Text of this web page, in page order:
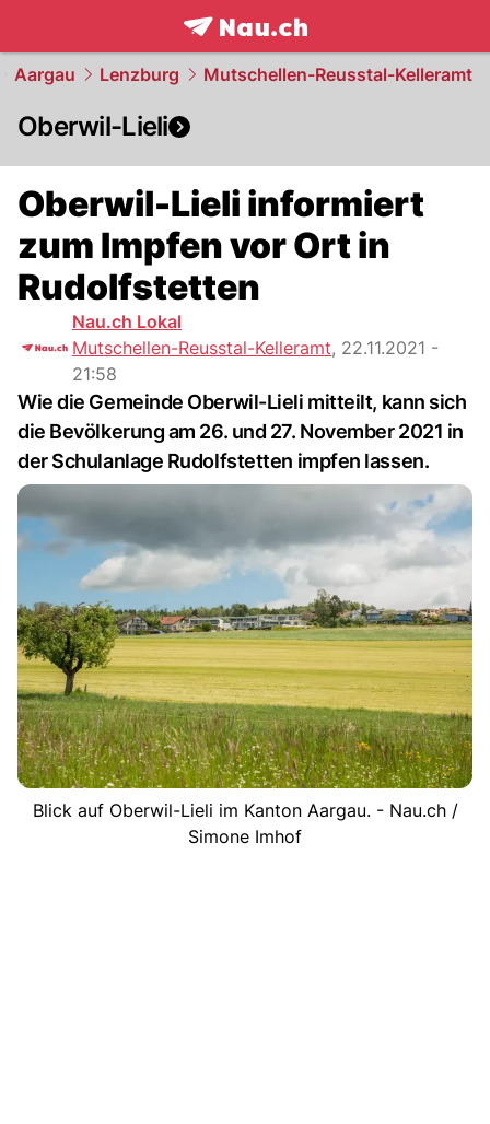
frontpage.NAU.ch
Aargau Lenzburg Mutschellen-Reusstal-Kelleramt
Oberwil-Lieli
Oberwil-Lieli informiert
zum Impfen vor Ort in
Rudolfstetten
Nau.ch Lokal
Mutschellen-Reusstal-Kelleramt, 22.11.2021 -
21:58
Wie die Gemeinde Oberwil-Lieli mitteilt, kann sich
die Bevölkerung am 26. und 27. November 2021 in
der Schulanlage Rudolfstetten impfen lassen.
Blick auf Oberwil-Lieli im Kanton Aargau. - Nau.ch /
Simone Imhof